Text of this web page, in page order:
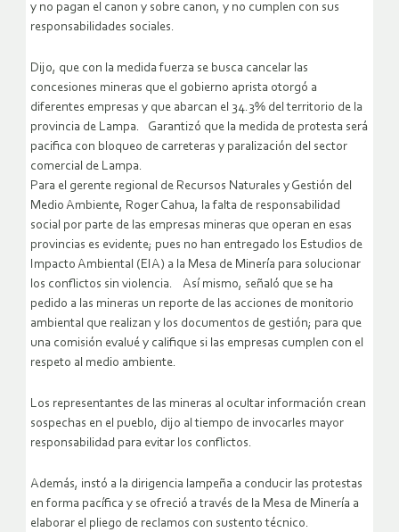
y no pagan el canon y sobre canon, y no cumplen con sus
responsabilidades sociales.
Dijo, que con la medida fuerza se busca cancelar las
concesiones mineras que el gobierno aprista otorgó a
diferentes empresas y que abarcan el 34.3% del territorio de la
provincia de Lampa. Garantizó que la medida de protesta será
pacifica con bloqueo de carreteras y paralización del sector
comercial de Lampa.
Para el gerente regional de Recursos Naturales y Gestión del
Medio Ambiente, Roger Cahua, la falta de responsabilidad
social por parte de las empresas mineras que operan en esas
provincias es evidente; pues no han entregado los Estudios de
Impacto Ambiental (EIA) a la Mesa de Minería para solucionar
los conflictos sin violencia. Así mismo, señaló que se ha
pedido a las mineras un reporte de las acciones de monitorio
ambiental que realizan y los documentos de gestión; para que
una comisión evalué y califique si las empresas cumplen con el
respeto al medio ambiente.
Los representantes de las mineras al ocultar información crean
sospechas en el pueblo, dijo al tiempo de invocarles mayor
responsabilidad para evitar los conflictos.
Además, instó a la dirigencia lampeña a conducir las protestas
en forma pacífica y se ofreció a través de la Mesa de Minería a
elaborar el pliego de reclamos con sustento técnico.